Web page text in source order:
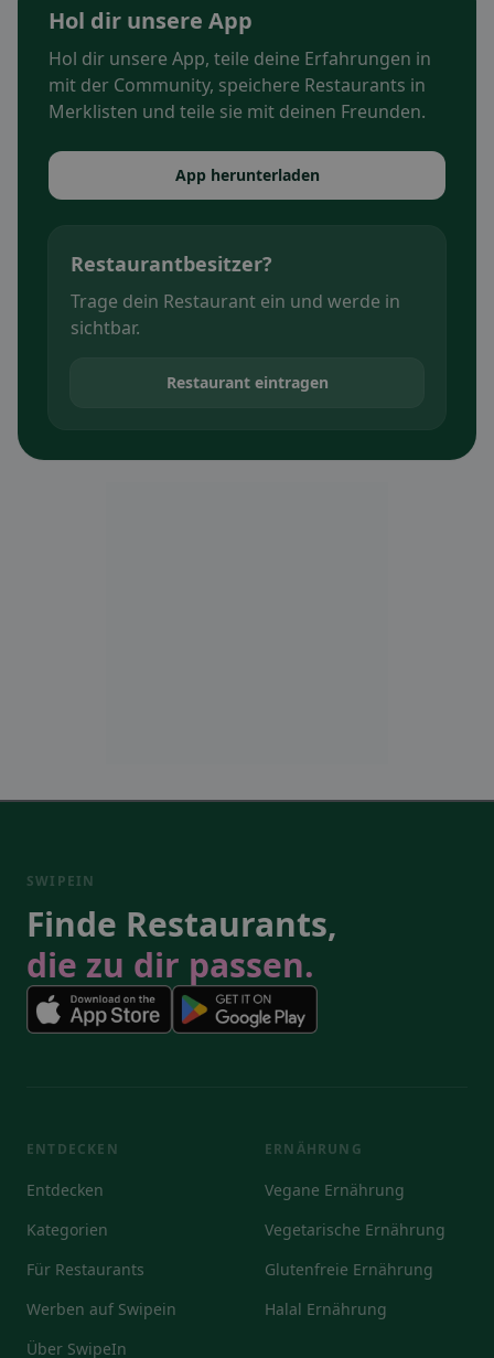
Hol dir unsere App
Hol dir unsere App, teile deine Erfahrungen in
mit der Community, speichere Restaurants in
Merklisten und teile sie mit deinen Freunden.
App herunterladen
Restaurantbesitzer?
Trage dein Restaurant ein und werde in
sichtbar.
Restaurant eintragen
SWIPEIN
Finde Restaurants,
die zu dir passen.
ENTDECKEN
Entdecken
Kategorien
Für Restaurants
Werben auf Swipein
Über SwipeIn
ERNÄHRUNG
Vegane Ernährung
Vegetarische Ernährung
Glutenfreie Ernährung
Halal Ernährung